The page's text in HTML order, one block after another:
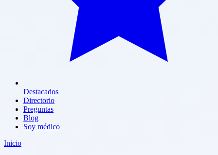
Destacados
Directorio
Preguntas
Blog
Soy médico
Inicio